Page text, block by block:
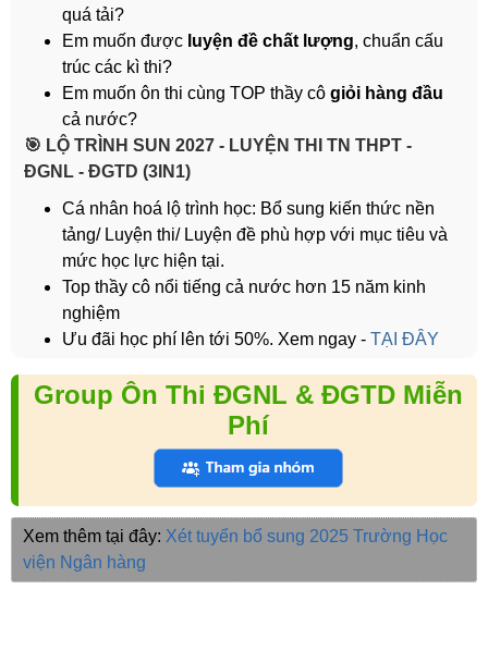
quá tải?
Em muốn được luyện đề chất lượng, chuẩn cấu
trúc các kì thi?
Em muốn ôn thi cùng TOP thầy cô giỏi hàng đầu
cả nước?
️🎯 LỘ TRÌNH SUN 2027 - LUYỆN THI TN THPT -
ĐGNL - ĐGTD (3IN1)
Cá nhân hoá lộ trình học: Bổ sung kiến thức nền
tảng/ Luyện thi/ Luyện đề phù hợp với mục tiêu và
mức học lực hiện tại.
Top thầy cô nổi tiếng cả nước hơn 15 năm kinh
nghiệm
Ưu đãi học phí lên tới 50%. Xem ngay - TẠI ĐÂY
Group Ôn Thi ĐGNL & ĐGTD Miễn
Phí
Xem thêm tại đây: Xét tuyển bổ sung 2025 Trường Học
viện Ngân hàng